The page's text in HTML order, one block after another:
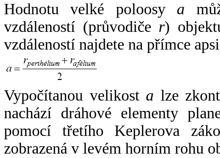
Hodnotu velké poloosy a
vzdáleností (průvodiče r)
vzdáleností najdete na přímce
Vypočítanou velikost a lze
nachází dráhové elementy
pomocí třetího Keplerova
zobrazená v levém horním rohu